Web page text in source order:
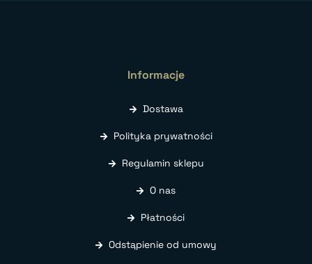
Informacje
Dostawa
Polityka prywatności
Regulamin sklepu
O nas
Płatności
Odstąpienie od umowy